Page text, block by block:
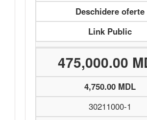
Deschidere oferte
Link Public
475,000.00
4,750.00 MDL
30211000-1